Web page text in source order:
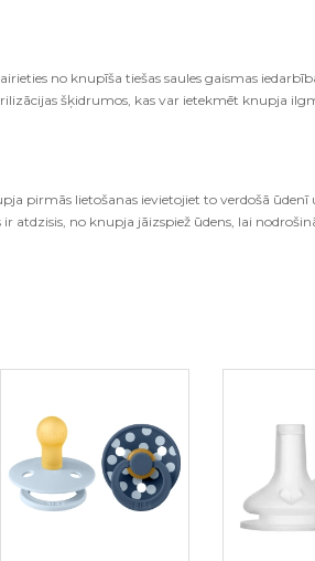
no knupīša tiešas saules gaismas
šķidrumos, kas var ietekmēt knupja
pirmās lietošanas ievietojiet to verdošā
atdzisis, no knupja jāizspiež ūdens, lai